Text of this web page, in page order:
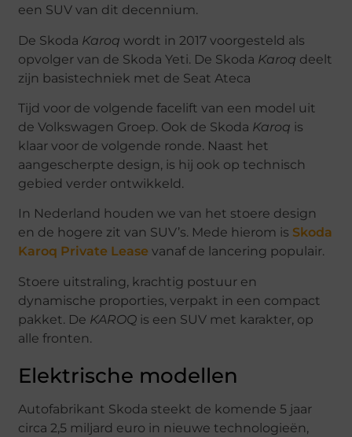
een SUV van dit decennium.
De Skoda Karoq wordt in 2017 voorgesteld als
opvolger van de Skoda Yeti. De Skoda Karoq deelt
zijn basistechniek met de Seat Ateca
Tijd voor de volgende facelift van een model uit
de Volkswagen Groep. Ook de Skoda Karoq is
klaar voor de volgende ronde. Naast het
aangescherpte design, is hij ook op technisch
gebied verder ontwikkeld.
In Nederland houden we van het stoere design
en de hogere zit van SUV’s. Mede hierom is Skoda
Karoq Private Lease vanaf de lancering populair.
Stoere uitstraling, krachtig postuur en
dynamische proporties, verpakt in een compact
pakket. De KAROQ is een SUV met karakter, op
alle fronten.
Elektrische modellen
Autofabrikant Skoda steekt de komende 5 jaar
circa 2,5 miljard euro in nieuwe technologieën,